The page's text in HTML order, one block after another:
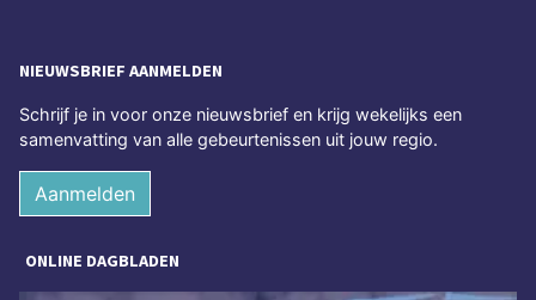
NIEUWSBRIEF AANMELDEN
Schrijf je in voor onze nieuwsbrief en krijg wekelijks een
samenvatting van alle gebeurtenissen uit jouw regio.
Aanmelden
ONLINE DAGBLADEN